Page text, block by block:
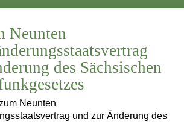
Neunten
des Sächsischen
Neunten
und zur Änderung des